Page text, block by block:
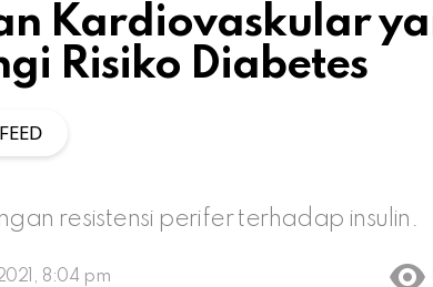
Kardiovaskular
Risiko Diabetes
resistensi perifer terhadap insulin.
8:04 pm